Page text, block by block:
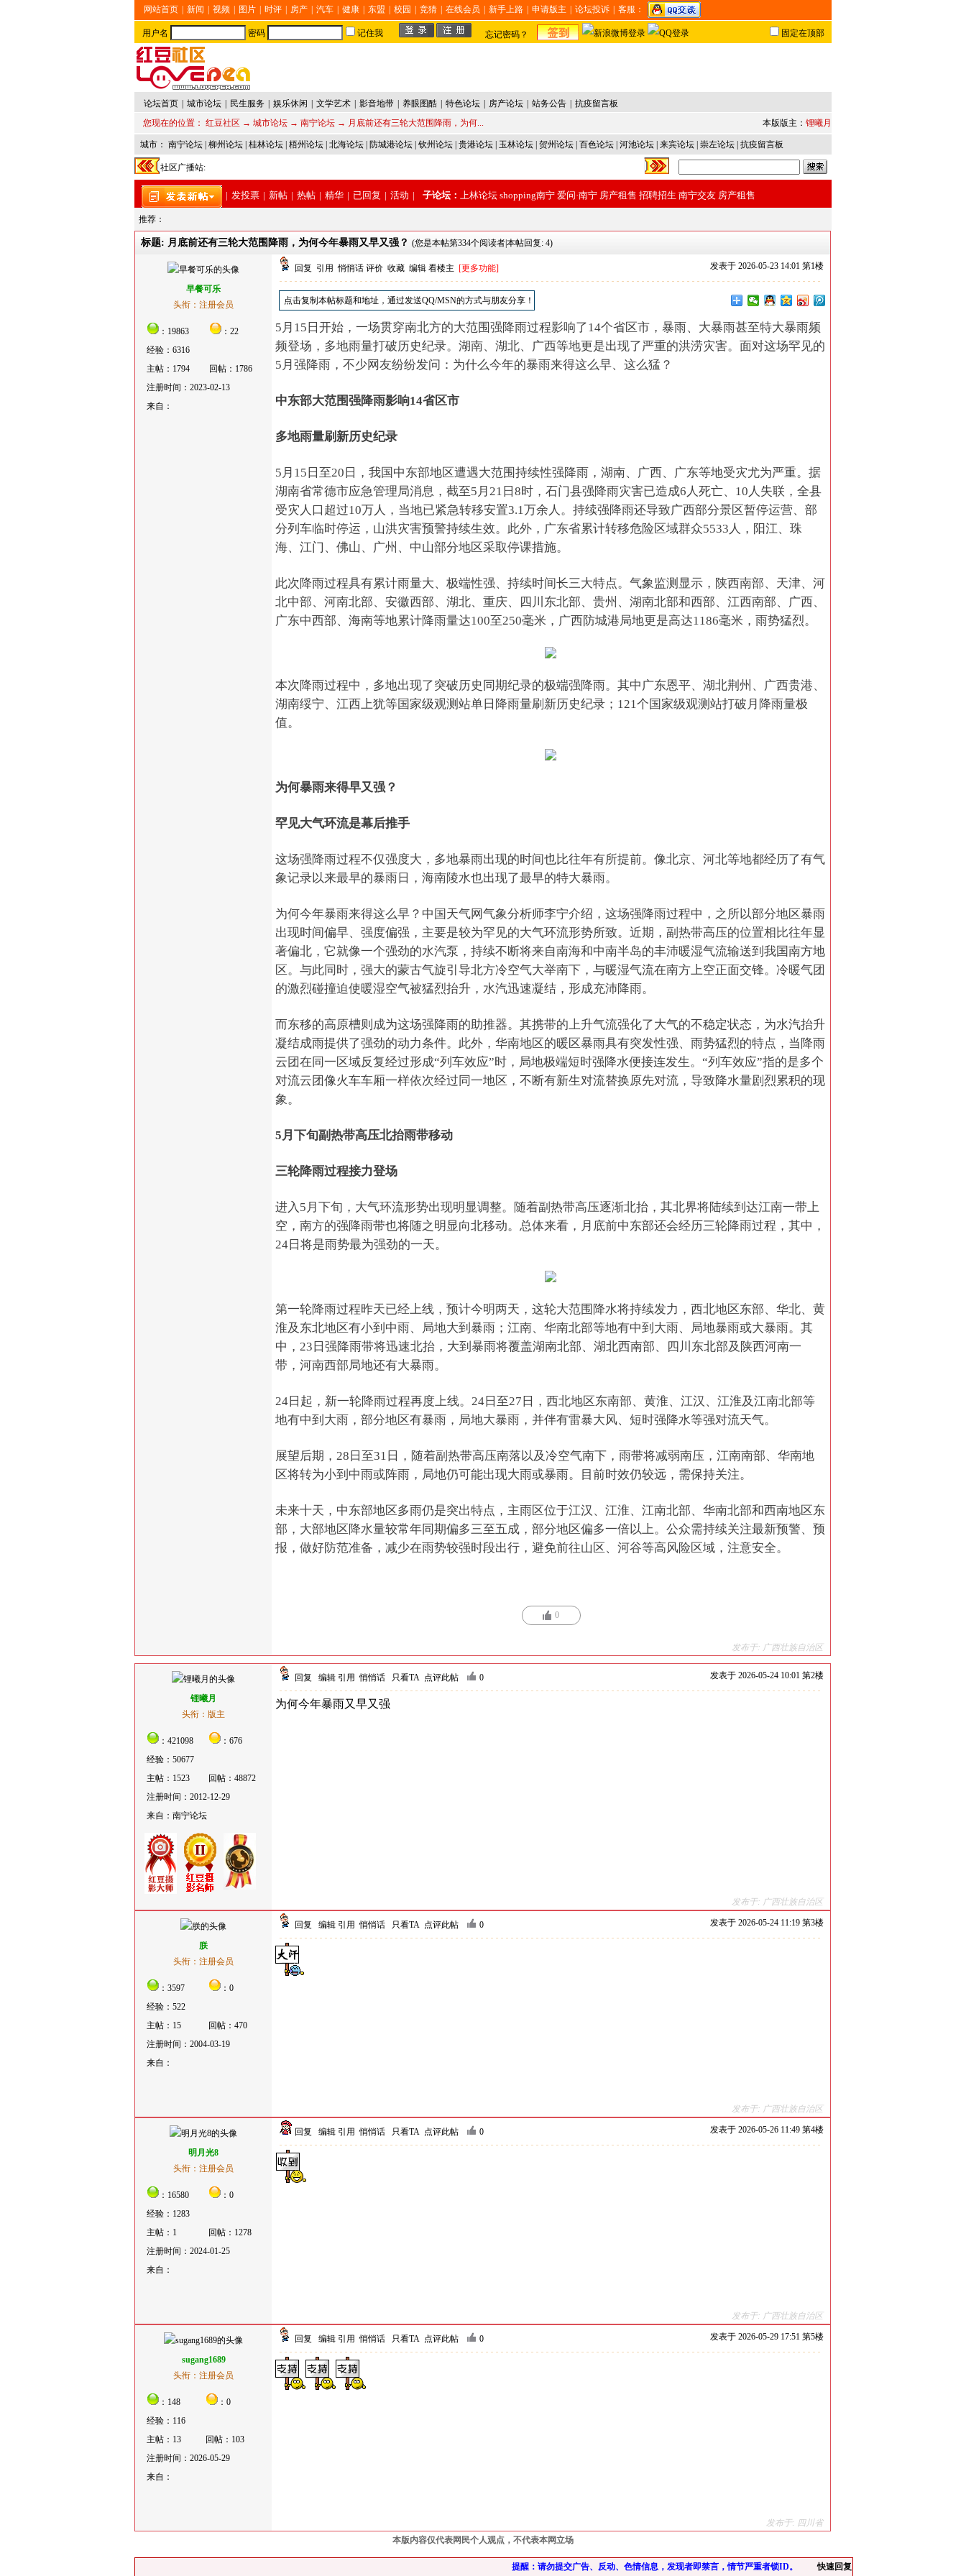
网站首页 新闻 视频 图片 时评 房产 汽车 健康 东盟 校园 竞猜 在线会员 新手上路 申请版主 论坛投诉 客服：
用户名 密码 记住我 忘记密码？ 固定在顶部
论坛首页 城市论坛 民生服务 娱乐休闲 文学艺术 影音地带 养眼图酷 特色论坛 房产论坛 站务公告
抗疫留言板
您现在的位置： 红豆社区 → 城市论坛 → 南宁论坛 → 月底前还有三轮大范围降雨，为何... 本版版主： 锂曦月
城市： 南宁论坛 柳州论坛 桂林论坛 梧州论坛 北海论坛 防城港论坛 钦州论坛 贵港论坛 玉林论坛 贺州论坛 百色论坛 河池论坛 来宾论坛 崇左论坛 抗疫留言板
社区广播站:
| 发投票 | 新帖 | 热帖 | 精华 | 已回复 | 活动 | 子论坛： 上林论坛 shopping南宁 爱问·南宁 房产租售 招聘招生 南宁交友 房产租售
推荐：
标题: 月底前还有三轮大范围降雨，为何今年暴雨又早又强？ (您是本帖第334个阅读者|本帖回复: 4)
早餐可乐
头衔：注册会员
：19863
：22
经验：6316
主帖：1794
回帖：1786
注册时间：2023-02-13
来自：
回复 引用 悄悄话 评价 收藏 编辑 看楼主 [更多功能] 发表于 2026-05-23 14:01 第1楼
点击复制本帖标题和地址，通过发送QQ/MSN的方式与朋友分享！
5月15日开始，一场贯穿南北方的大范围强降雨过程影响了14个省区市，暴雨、大暴雨甚至特大暴雨频
频登场，多地雨量打破历史纪录。湖南、湖北、广西等地更是出现了严重的洪涝灾害。面对这场罕见的
5月强降雨，不少网友纷纷发问：为什么今年的暴雨来得这么早、这么猛？
中东部大范围强降雨影响14省区市
多地雨量刷新历史纪录
5月15日至20日，我国中东部地区遭遇大范围持续性强降雨，湖南、广西、广东等地受灾尤为严重。据
湖南省常德市应急管理局消息，截至5月21日8时，石门县强降雨灾害已造成6人死亡、10人失联，全县
受灾人口超过10万人，当地已紧急转移安置3.1万余人。持续强降雨还导致广西部分景区暂停运营、部
分列车临时停运，山洪灾害预警持续生效。此外，广东省累计转移危险区域群众5533人，阳江、珠
海、江门、佛山、广州、中山部分地区采取停课措施。
此次降雨过程具有累计雨量大、极端性强、持续时间长三大特点。气象监测显示，陕西南部、天津、河
北中部、河南北部、安徽西部、湖北、重庆、四川东北部、贵州、湖南北部和西部、江西南部、广西、
广东中西部、海南等地累计降雨量达100至250毫米，广西防城港局地更是高达1186毫米，雨势猛烈。
本次降雨过程中，多地出现了突破历史同期纪录的极端强降雨。其中广东恩平、湖北荆州、广西贵港、
湖南绥宁、江西上犹等国家级观测站单日降雨量刷新历史纪录；121个国家级观测站打破月降雨量极
值。
为何暴雨来得早又强？
罕见大气环流是幕后推手
这场强降雨过程不仅强度大，多地暴雨出现的时间也比往年有所提前。像北京、河北等地都经历了有气
象记录以来最早的暴雨日，海南陵水也出现了最早的特大暴雨。
为何今年暴雨来得这么早？中国天气网气象分析师李宁介绍，这场强降雨过程中，之所以部分地区暴雨
出现时间偏早、强度偏强，主要是较为罕见的大气环流形势所致。近期，副热带高压的位置相比往年显
著偏北，它就像一个强劲的水汽泵，持续不断将来自南海和中南半岛的丰沛暖湿气流输送到我国南方地
区。与此同时，强大的蒙古气旋引导北方冷空气大举南下，与暖湿气流在南方上空正面交锋。冷暖气团
的激烈碰撞迫使暖湿空气被猛烈抬升，水汽迅速凝结，形成充沛降雨。
而东移的高原槽则成为这场强降雨的助推器。其携带的上升气流强化了大气的不稳定状态，为水汽抬升
凝结成雨提供了强劲的动力条件。此外，华南地区的暖区暴雨具有突发性强、雨势猛烈的特点，当降雨
云团在同一区域反复经过形成“列车效应”时，局地极端短时强降水便接连发生。“列车效应”指的是多个
对流云团像火车车厢一样依次经过同一地区，不断有新生对流替换原先对流，导致降水量剧烈累积的现
象。
5月下旬副热带高压北抬雨带移动
三轮降雨过程接力登场
进入5月下旬，大气环流形势出现明显调整。随着副热带高压逐渐北抬，其北界将陆续到达江南一带上
空，南方的强降雨带也将随之明显向北移动。总体来看，月底前中东部还会经历三轮降雨过程，其中，
24日将是雨势最为强劲的一天。
第一轮降雨过程昨天已经上线，预计今明两天，这轮大范围降水将持续发力，西北地区东部、华北、黄
淮及东北地区有小到中雨、局地大到暴雨；江南、华南北部等地有中到大雨、局地暴雨或大暴雨。其
中，23日强降雨带将迅速北抬，大到暴雨将覆盖湖南北部、湖北西南部、四川东北部及陕西河南一
带，河南西部局地还有大暴雨。
24日起，新一轮降雨过程再度上线。24日至27日，西北地区东南部、黄淮、江汉、江淮及江南北部等
地有中到大雨，部分地区有暴雨，局地大暴雨，并伴有雷暴大风、短时强降水等强对流天气。
展望后期，28日至31日，随着副热带高压南落以及冷空气南下，雨带将减弱南压，江南南部、华南地
区将转为小到中雨或阵雨，局地仍可能出现大雨或暴雨。目前时效仍较远，需保持关注。
未来十天，中东部地区多雨仍是突出特点，主雨区位于江汉、江淮、江南北部、华南北部和西南地区东
部，大部地区降水量较常年同期偏多三至五成，部分地区偏多一倍以上。公众需持续关注最新预警、预
报，做好防范准备，减少在雨势较强时段出行，避免前往山区、河谷等高风险区域，注意安全。
0
发布于: 广西壮族自治区
锂曦月
头衔：版主
：421098
：676
经验：50677
主帖：1523
回帖：48872
注册时间：2012-12-29
来自：南宁论坛
回复 编辑 引用 悄悄话 只看TA 点评此帖 0 发表于 2026-05-24 10:01 第2楼
为何今年暴雨又早又强
发布于: 广西壮族自治区
朕
头衔：注册会员
：3597
：0
经验：522
主帖：15
回帖：470
注册时间：2004-03-19
来自：
回复 编辑 引用 悄悄话 只看TA 点评此帖 0 发表于 2026-05-24 11:19 第3楼
发布于: 广西壮族自治区
明月光8
头衔：注册会员
：16580
：0
经验：1283
主帖：1
回帖：1278
注册时间：2024-01-25
来自：
回复 编辑 引用 悄悄话 只看TA 点评此帖 0 发表于 2026-05-26 11:49 第4楼
发布于: 广西壮族自治区
sugang1689
头衔：注册会员
：148
：0
经验：116
主帖：13
回帖：103
注册时间：2026-05-29
来自：
回复 编辑 引用 悄悄话 只看TA 点评此帖 0 发表于 2026-05-29 17:51 第5楼
发布于: 四川省
本版内容仅代表网民个人观点，不代表本网立场
提醒：请勿提交广告、反动、色情信息，发现者即禁言，情节严重者锁ID。 快速回复